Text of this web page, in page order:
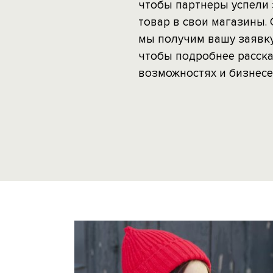
чтобы партнеры успели
товар в свои магазины.
мы получим вашу
чтобы подробнее
возможностях и